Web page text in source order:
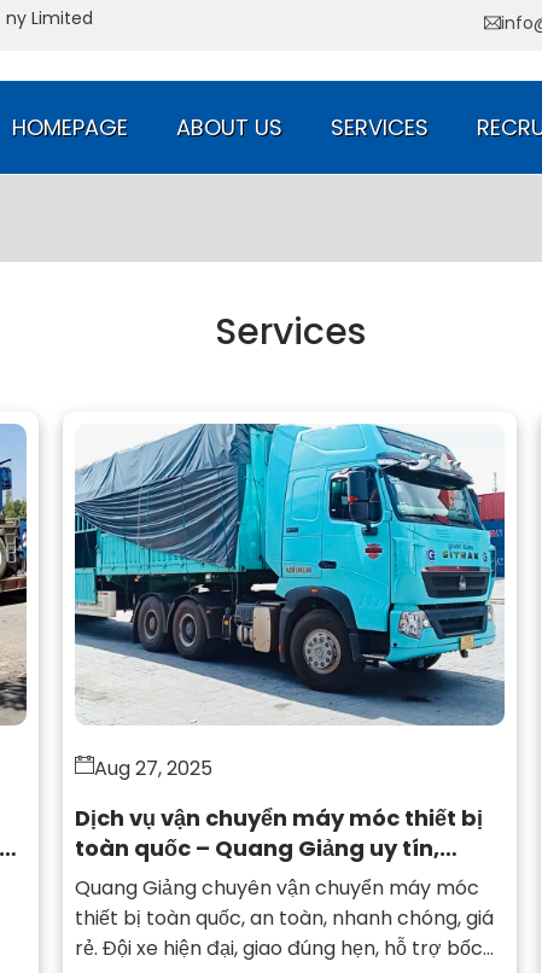
Quang Giang Transport
HOMEPAGE ABOUT US SERVICES
Services
Aug 27, 2025
Dịch vụ vận chuyển máy móc thiết bị
toàn quốc – Quang Giảng uy tín,
chuyên nghiệp
Quang Giảng chuyên vận chuyển máy móc
thiết bị toàn quốc, an toàn, nhanh chóng, giá
rẻ. Đội xe hiện đại, giao đúng hẹn, hỗ trợ bốc